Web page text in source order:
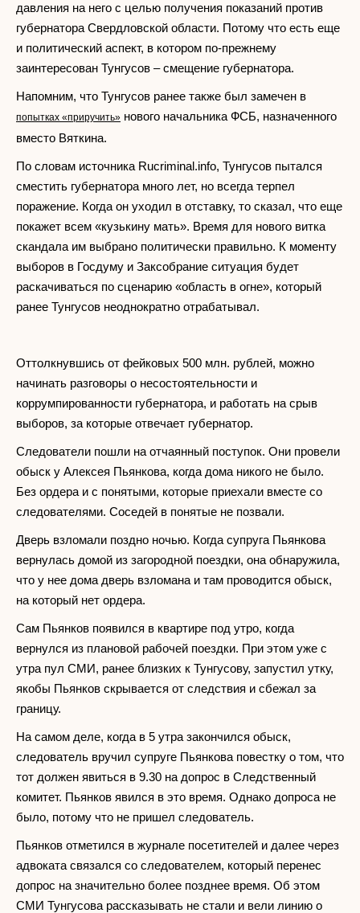
давления на него с целью получения показаний против
губернатора Свердловской области. Потому что есть еще
и политический аспект, в котором по-прежнему
заинтересован Тунгусов – смещение губернатора.
Напомним, что Тунгусов ранее также был замечен в
попытках «приручить» нового начальника ФСБ, назначенного
вместо Вяткина.
По словам источника Rucriminal.info, Тунгусов пытался
сместить губернатора много лет, но всегда терпел
поражение. Когда он уходил в отставку, то сказал, что еще
покажет всем «кузькину мать». Время для нового витка
скандала им выбрано политически правильно. К моменту
выборов в Госдуму и Заксобрание ситуация будет
раскачиваться по сценарию «область в огне», который
ранее Тунгусов неоднократно отрабатывал.
Оттолкнувшись от фейковых 500 млн. рублей, можно
начинать разговоры о несостоятельности и
коррумпированности губернатора, и работать на срыв
выборов, за которые отвечает губернатор.
Следователи пошли на отчаянный поступок. Они провели
обыск у Алексея Пьянкова, когда дома никого не было.
Без ордера и с понятыми, которые приехали вместе со
следователями. Соседей в понятые не позвали.
Дверь взломали поздно ночью. Когда супруга Пьянкова
вернулась домой из загородной поездки, она обнаружила,
что у нее дома дверь взломана и там проводится обыск,
на который нет ордера.
Сам Пьянков появился в квартире под утро, когда
вернулся из плановой рабочей поездки. При этом уже с
утра пул СМИ, ранее близких к Тунгусову, запустил утку,
якобы Пьянков скрывается от следствия и сбежал за
границу.
На самом деле, когда в 5 утра закончился обыск,
следователь вручил супруге Пьянкова повестку о том, что
тот должен явиться в 9.30 на допрос в Следственный
комитет. Пьянков явился в это время. Однако допроса не
было, потому что не пришел следователь.
Пьянков отметился в журнале посетителей и далее через
адвоката связался со следователем, который перенес
допрос на значительно более позднее время. Об этом
СМИ Тунгусова рассказывать не стали и вели линию о